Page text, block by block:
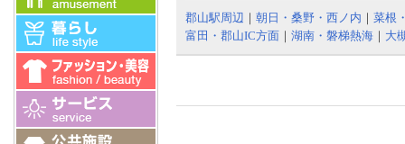
郡山駅周辺 ｜ 朝日・桑野・西ノ内 ｜ 菜根
富田・郡山IC方面 ｜ 湖南・磐梯熱海 ｜ 大